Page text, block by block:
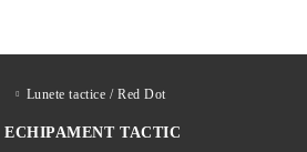
Lunete tactice / Red Dot
ECHIPAMENT TACTIC